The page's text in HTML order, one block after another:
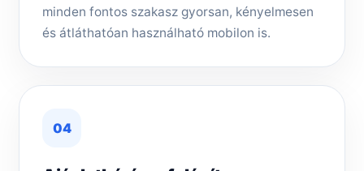
minden fontos szakasz gyorsan, kényelmesen
és átláthatóan használható mobilon is.
04